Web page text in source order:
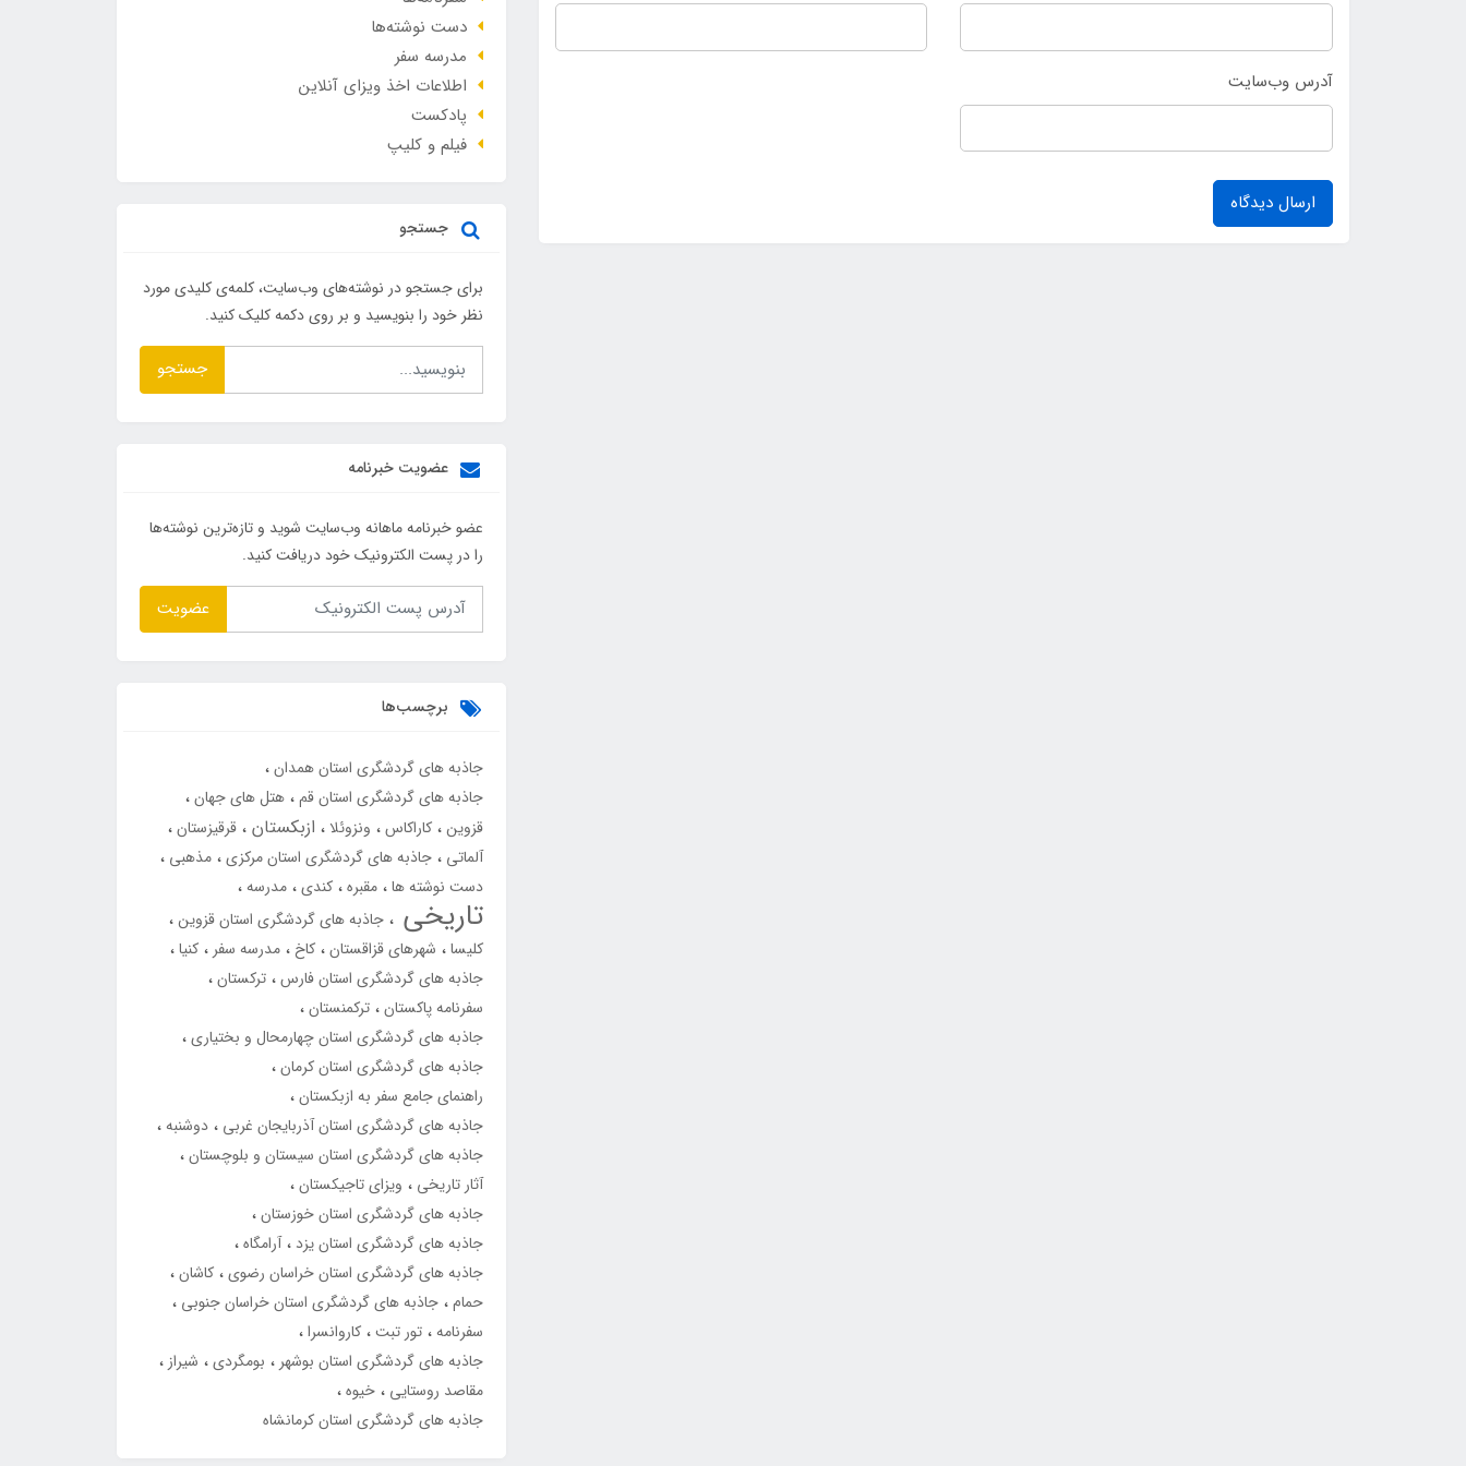
آدرس وب‌سایت
ارسال دیدگاه
دست نوشته‌ها
مدرسه سفر
اطلاعات اخذ ویزای آنلاین
پادکست
فیلم و کلیپ
جستجو
برای جستجو در نوشته‌های وب‌سایت، کلمه‌ی کلیدی مورد
نظر خود را بنویسید و بر روی دکمه کلیک کنید.
جستجو
عضویت خبرنامه
عضو خبرنامه ماهانه وب‌سایت شوید و تازه‌ترین نوشته‌ها
را در پست الکترونیک خود دریافت کنید.
عضویت
برچسب‌ها
جاذبه های گردشگری استان همدان
جاذبه های گردشگری استان قم هتل های جهان
قزوین کاراکاس ونزوئلا ازبکستان قرقیزستان
آلماتی جاذبه های گردشگری استان مرکزی مذهبی
دست نوشته ها مقبره کندی مدرسه
تاریخی جاذبه های گردشگری استان قزوین
کلیسا شهرهای قزاقستان کاخ مدرسه سفر کنیا
جاذبه های گردشگری استان فارس ترکستان
سفرنامه پاکستان ترکمنستان
جاذبه های گردشگری استان چهارمحال و بختیاری
جاذبه های گردشگری استان کرمان
راهنمای جامع سفر به ازبکستان
جاذبه های گردشگری استان آذربایجان غربی دوشنبه
جاذبه های گردشگری استان سیستان و بلوچستان
آثار تاریخی ویزای تاجیکستان
جاذبه های گردشگری استان خوزستان
جاذبه های گردشگری استان یزد آرامگاه
جاذبه های گردشگری استان خراسان رضوی کاشان
حمام جاذبه های گردشگری استان خراسان جنوبی
سفرنامه تور تبت کاروانسرا
جاذبه های گردشگری استان بوشهر بومگردی شیراز
مقاصد روستایی خیوه
جاذبه های گردشگری استان کرمانشاه